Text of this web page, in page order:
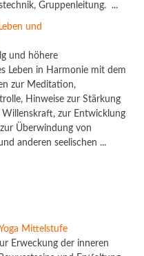
Gruppenleitung. ...
und
und höhere
Leben in Harmonie mit dem
zur Meditation,
Hinweise zur Stärkung
zur Entwicklung
Überwindung von
anderen seelischen ...
Mittelstufe
Erweckung der inneren